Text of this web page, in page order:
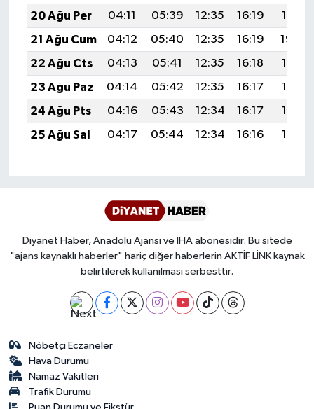
20 Ağu Per
04:11 05:39 12:35 16:19
19:21
21 Ağu Cum
04:12 05:40 12:35 16:19
19:20
22 Ağu Cts
04:13 05:41 12:35 16:18
19:19
23 Ağu Paz
04:14 05:42 12:35 16:17
19:17
24 Ağu Pts
04:16 05:43 12:34 16:17
19:16
25 Ağu Sal
04:17 05:44 12:34 16:16 19:15
Diyanet Haber, Anadolu Ajansı ve İHA abonesidir. Bu sitede
"ajans kaynaklı haberler" hariç diğer haberlerin AKTİF LİNK kaynak
belirtilerek kullanılması serbesttir.
Nöbetçi Eczaneler
Hava Durumu
Namaz Vakitleri
Trafik Durumu
Kahramanmaraş Müftülüğü
Karabük Müftülüğü
Karaman Müftülüğü
Kayseri Müftülüğü
Kilis Müftülüğü
Kırıkkale Müftülüğü
Kırşehir Müftülüğü
Kocaeli Müftülüğü